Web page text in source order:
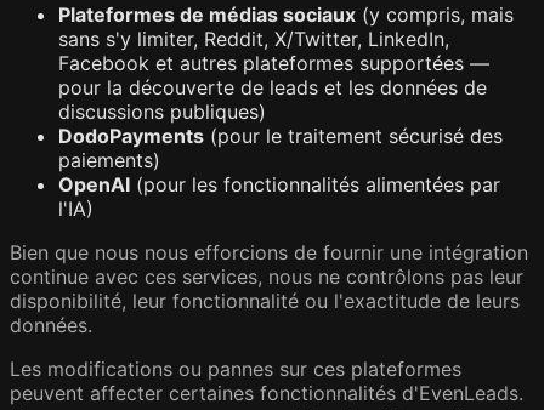
Plateformes de médias sociaux (y compris, mais
sans s'y limiter, Reddit, X/Twitter, LinkedIn,
Facebook et autres plateformes supportées —
pour la découverte de leads et les données de
discussions publiques)
DodoPayments (pour le traitement sécurisé des
paiements)
OpenAI (pour les fonctionnalités alimentées par
l'IA)
Bien que nous nous efforcions de fournir une intégration
continue avec ces services, nous ne contrôlons pas leur
disponibilité, leur fonctionnalité ou l'exactitude de leurs
données.
Les modifications ou pannes sur ces plateformes
peuvent affecter certaines fonctionnalités d'EvenLeads.